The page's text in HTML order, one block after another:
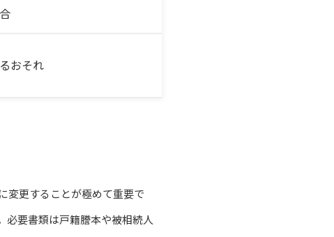
おそれ
変更することが極めて重要で
必要書類は戸籍謄本や被相続人